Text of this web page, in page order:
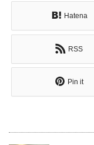
Hatena
RSS
Pin it